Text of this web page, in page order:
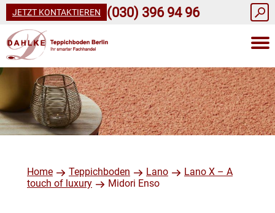
JETZT KONTAKTIEREN (030) 396 94 96
Home Teppichboden Lano
Lano X – A
touch of luxury
Midori Enso